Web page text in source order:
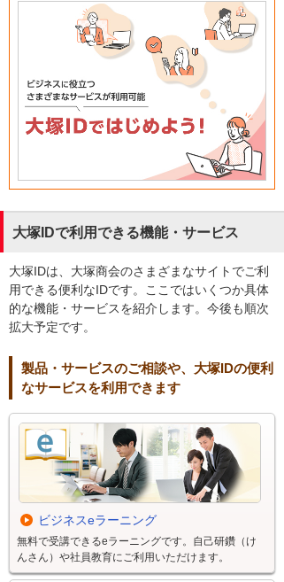
大塚IDで利用できる機能・サービス
大塚IDは、大塚商会のさまざまなサイトでご利
用できる便利なIDです。ここではいくつか具体
的な機能・サービスを紹介します。今後も順次
拡大予定です。
製品・サービスのご相談や、大塚IDの便利
なサービスを利用できます
ビジネスeラーニング
無料で受講できるeラーニングです。自己研鑽（け
んさん）や社員教育にご利用いただけます。